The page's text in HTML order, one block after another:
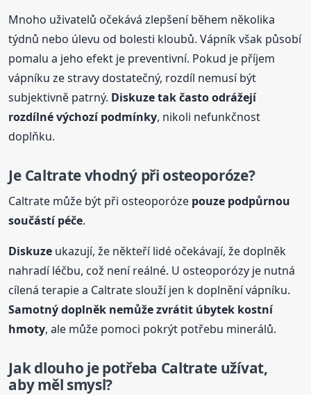
Mnoho uživatelů očekává zlepšení během několika
týdnů nebo úlevu od bolesti kloubů. Vápník však působí
pomalu a jeho efekt je preventivní. Pokud je příjem
vápníku ze stravy dostatečný, rozdíl nemusí být
subjektivně patrný. Diskuzetak často odrážejí
rozdílné výchozí podmínky, nikoli nefunkčnost
doplňku.
Je Caltrate vhodný při osteoporóze?
Caltrate může být při osteoporóze pouze podpůrnou
součástí péče.
Diskuze ukazují, že někteří lidé očekávají, že doplněk
nahradí léčbu, což není reálné. U osteoporózy je nutná
cílená terapie a Caltrate slouží jen k doplnění vápníku.
Samotný doplněk nemůže zvrátit úbytek kostní
hmoty, ale může pomoci pokrýt potřebu minerálů.
Jak dlouho je potřeba Caltrate užívat,
aby měl smysl?